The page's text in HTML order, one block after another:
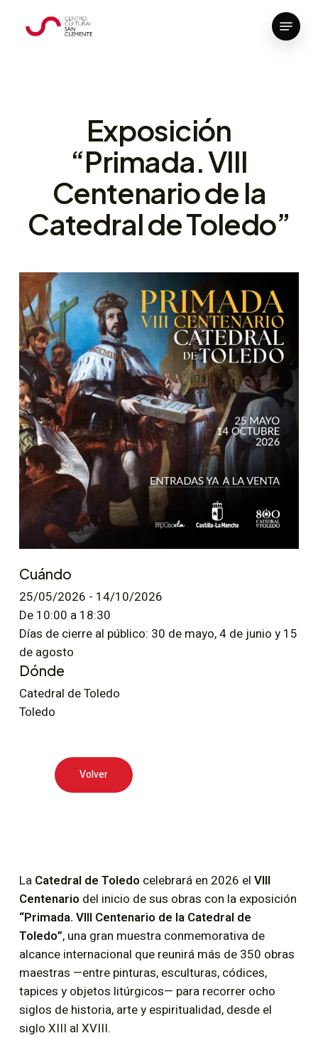
Menu
Exposición
“Primada. VIII
Centenario de la
Catedral de Toledo”
Cuándo
25/05/2026 - 14/10/2026
De 10:00 a 18:30
Días de cierre al público: 30 de mayo, 4 de junio y 15
de agosto
Dónde
Catedral de Toledo
Toledo
Volver
La Catedral de Toledocelebrará en 2026 el VIII
Centenariodel inicio de sus obras con la exposición
“Primada. VIII Centenario de la Catedral de
Toledo”, una gran muestra conmemorativa de
alcance internacional que reunirá más de 350 obras
maestras —entre pinturas, esculturas, códices,
tapices y objetos litúrgicos— para recorrer ocho
siglos de historia, arte y espiritualidad, desde el
siglo XIII al XVIII.
Close